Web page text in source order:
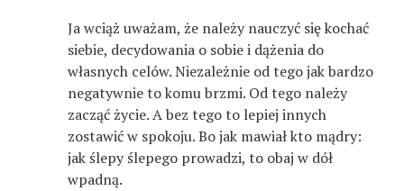
Ja wciąż uważam, że należy nauczyć się kochać
siebie, decydowania o sobie i dążenia do
własnych celów. Niezależnie od tego jak bardzo
negatywnie to komu brzmi. Od tego należy
zacząć życie. A bez tego to lepiej innych
zostawić w spokoju. Bo jak mawiał kto mądry:
jak ślepy ślepego prowadzi, to obaj w dół
wpadną.